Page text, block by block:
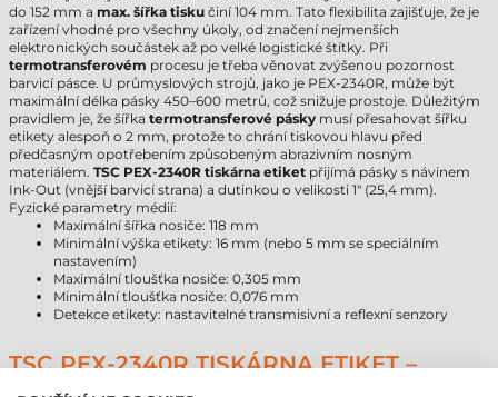
do 152 mm a max. šířka tisku činí 104 mm. Tato flexibilita zajišťuje, že je
zařízení vhodné pro všechny úkoly, od značení nejmenších
elektronických součástek až po velké logistické štítky. Při
termotransferovém procesu je třeba věnovat zvýšenou pozornost
barvicí pásce. U průmyslových strojů, jako je PEX-2340R, může být
maximální délka pásky 450–600 metrů, což snižuje prostoje. Důležitým
pravidlem je, že šířka termotransferové pásky musí přesahovat šířku
etikety alespoň o 2 mm, protože to chrání tiskovou hlavu před
předčasným opotřebením způsobeným abrazivním nosným
materiálem. TSC PEX-2340R tiskárna etiket přijímá pásky s návinem
Ink-Out (vnější barvicí strana) a dutinkou o velikosti 1" (25,4 mm).
Fyzické parametry médií:
Maximální šířka nosiče: 118 mm
Minimální výška etikety: 16 mm (nebo 5 mm se speciálním
nastavením)
Maximální tloušťka nosiče: 0,305 mm
Minimální tloušťka nosiče: 0,076 mm
Detekce etikety: nastavitelné transmisivní a reflexní senzory
TSC PEX-2340R TISKÁRNA ETIKET –
TECHNICKÉ PARAMETRY